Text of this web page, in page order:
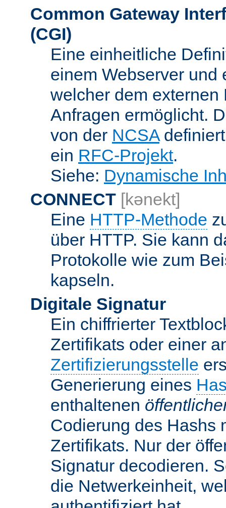
Common Gateway
(CGI)
Eine einheitliche
einem Webserver und
welcher dem
Anfragen ermöglicht.
von der NCSA
ein RFC-Projekt.
Siehe: Dynamische
CONNECT [kənekt]
Eine HTTP-Methode
über HTTP. Sie kann
Protokolle wie zum
kapseln.
Digitale Signatur
Ein chiffrierter
Zertifikats oder einer
Zertifizierungsstelle
Generierung eines
enthaltenen
Codierung des Hashs
Zertifikats. Nur der
Signatur decodieren.
die Netwerkeinheit,